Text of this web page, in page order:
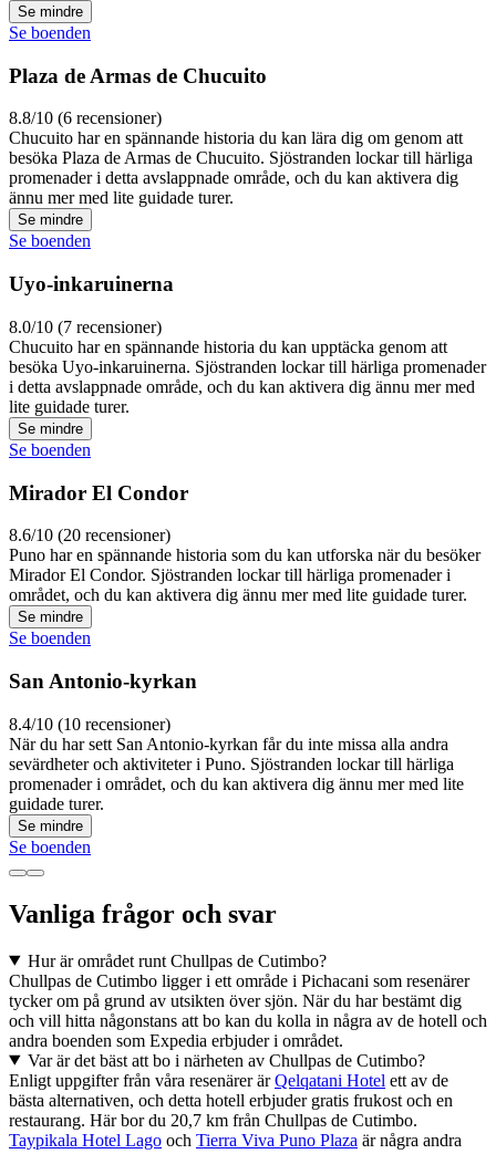
Se mindre
Se boenden
Plaza de Armas de Chucuito
8.8/10 (6 recensioner)
Chucuito har en spännande historia du kan lära dig om genom att
besöka Plaza de Armas de Chucuito. Sjöstranden lockar till härliga
promenader i detta avslappnade område, och du kan aktivera dig
ännu mer med lite guidade turer.
Se mindre
Se boenden
Uyo-inkaruinerna
8.0/10 (7 recensioner)
Chucuito har en spännande historia du kan upptäcka genom att
besöka Uyo-inkaruinerna. Sjöstranden lockar till härliga promenader
i detta avslappnade område, och du kan aktivera dig ännu mer med
lite guidade turer.
Se mindre
Se boenden
Mirador El Condor
8.6/10 (20 recensioner)
Puno har en spännande historia som du kan utforska när du besöker
Mirador El Condor. Sjöstranden lockar till härliga promenader i
området, och du kan aktivera dig ännu mer med lite guidade turer.
Se mindre
Se boenden
San Antonio-kyrkan
8.4/10 (10 recensioner)
När du har sett San Antonio-kyrkan får du inte missa alla andra
sevärdheter och aktiviteter i Puno. Sjöstranden lockar till härliga
promenader i området, och du kan aktivera dig ännu mer med lite
guidade turer.
Se mindre
Se boenden
Vanliga frågor och svar
Hur är området runt Chullpas de Cutimbo?
Chullpas de Cutimbo ligger i ett område i Pichacani som resenärer
tycker om på grund av utsikten över sjön. När du har bestämt dig
och vill hitta någonstans att bo kan du kolla in några av de hotell och
andra boenden som Expedia erbjuder i området.
Var är det bäst att bo i närheten av Chullpas de Cutimbo?
Enligt uppgifter från våra resenärer ärQelqatani Hotel ett av de
bästa alternativen, och detta hotell erbjuder gratis frukost och en
restaurang. Här bor du 20,7 km från Chullpas de Cutimbo.
Taypikala Hotel Lago och Tierra Viva Puno Plaza är några andra